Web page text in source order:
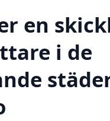
en
i de